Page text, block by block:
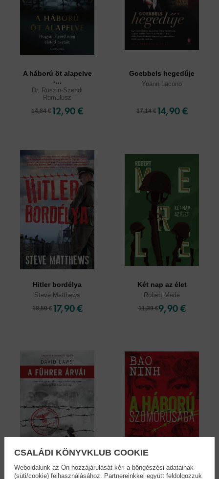
A háború öt alapelve
-...
Dr. Ruszin-Szendi
Romulusz
14,84 €12,90 €
Goebbels hegedűje
Yoann Lacono
17,14 € 14,90 €
Hitler bordélya
Steve Matthews
18,50 € 17,90 €
Két nap az élet
Robert Merle
11,39 €9,90 €
CSALÁDI KÖNYVKLUB COOKIE
Weboldalunk az Ön hozzájárulását kéri a böngészési adatainak
(süti/cookie) felhasználásához. Partnereinkkel együtt feldolgozzuk